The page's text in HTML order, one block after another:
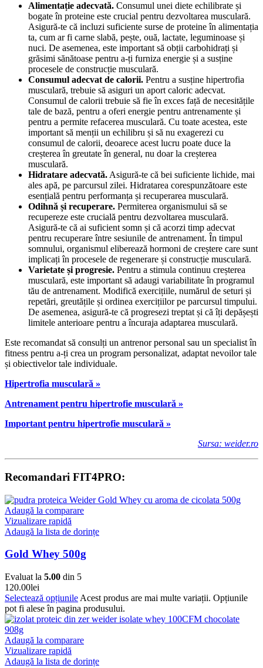
Alimentație adecvată. Consumul unei diete echilibrate și
bogate în proteine este crucial pentru dezvoltarea musculară.
Asigură-te că incluzi suficiente surse de proteine în alimentația
ta, cum ar fi carne slabă, pește, ouă, lactate, leguminoase și
nuci. De asemenea, este important să obții carbohidrați și
grăsimi sănătoase pentru a-ți furniza energie și a susține
procesele de construcție musculară.
Consumul adecvat de calorii. Pentru a susține hipertrofia
musculară, trebuie să asiguri un aport caloric adecvat.
Consumul de calorii trebuie să fie în exces față de necesitățile
tale de bază, pentru a oferi energie pentru antrenamente și
pentru a permite refacerea musculară. Cu toate acestea, este
important să menții un echilibru și să nu exagerezi cu
consumul de calorii, deoarece acest lucru poate duce la
creșterea în greutate în general, nu doar la creșterea
musculară.
Hidratare adecvată. Asigură-te că bei suficiente lichide, mai
ales apă, pe parcursul zilei. Hidratarea corespunzătoare este
esențială pentru performanța și recuperarea musculară.
Odihnă și recuperare. Permiterea organismului să se
recupereze este crucială pentru dezvoltarea musculară.
Asigură-te că ai suficient somn și că acorzi timp adecvat
pentru recuperare între sesiunile de antrenament. În timpul
somnului, organismul eliberează hormoni de creștere care sunt
implicați în procesele de regenerare și construcție musculară.
Varietate și progresie. Pentru a stimula continuu creșterea
musculară, este important să adaugi variabilitate în programul
tău de antrenament. Modifică exercițiile, numărul de seturi și
repetări, greutățile și ordinea exercițiilor pe parcursul timpului.
De asemenea, asigură-te că progresezi treptat și că îți depășești
limitele anterioare pentru a încuraja adaptarea musculară.
Este recomandat să consulți un antrenor personal sau un specialist în
fitness pentru a-ți crea un program personalizat, adaptat nevoilor tale
și obiectivelor tale individuale.
Hipertrofia musculară »
Antrenament pentru hipertrofie musculară »
Important pentru hipertrofie musculară »
Sursa: weider.ro
Recomandari FIT4PRO:
Adaugă la comparare
Vizualizare rapidă
Adaugă la lista de dorințe
Gold Whey 500g
Evaluat la 5.00 din 5
120.00lei
Selectează opțiunile Acest produs are mai multe variații. Opțiunile
pot fi alese în pagina produsului.
Adaugă la comparare
Vizualizare rapidă
Adaugă la lista de dorințe